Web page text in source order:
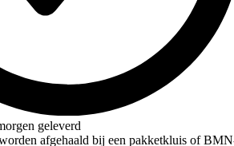
geleverd
afgehaald bij een pakketkluis of